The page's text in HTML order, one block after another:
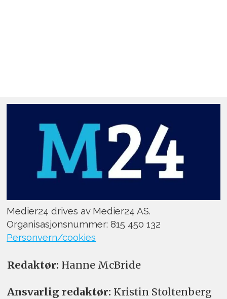
Medier24 drives av Medier24 AS.
Organisasjonsnummer: 815 450 132
Personvern/cookies
Redaktør: Hanne McBride
Ansvarlig redaktør: Kristin Stoltenberg